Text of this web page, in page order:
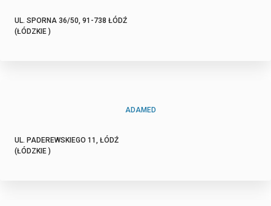
UL. SPORNA 36/50, 91-738 ŁÓDŹ
(ŁÓDZKIE )
ADAMED
UL. PADEREWSKIEGO 11, ŁÓDŹ
(ŁÓDZKIE )